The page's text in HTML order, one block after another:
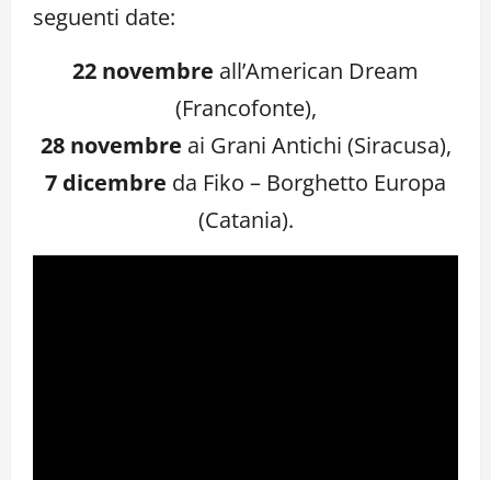
seguenti date:
22 novembre all’American Dream
(Francofonte),
28 novembre ai Grani Antichi (Siracusa),
7 dicembre da Fiko – Borghetto Europa
(Catania).